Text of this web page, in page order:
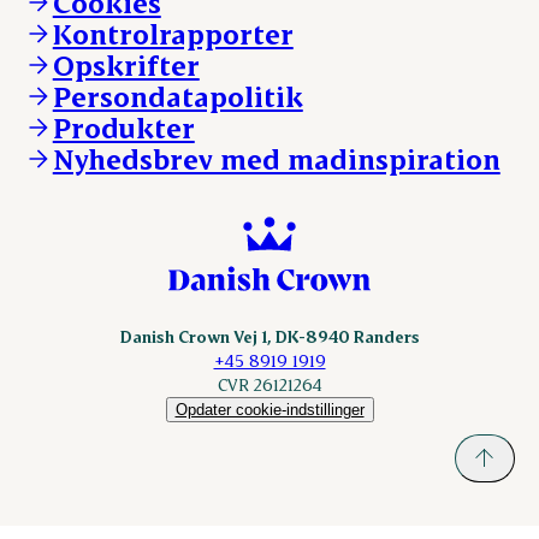
Vores resultater
Vores lokationer
Kontakt
Danishcrownprofessional.com
DAT-Schaub.com
ESS-FOOD.com
Fonden Dansk Gastronomi
KLS.se
nordicspoor.com
Scanhide.dk
Kontrolrapporter
Opskrifter
Persondatapolitik
Produkter
Nyhedsbrev med madinspiration
Danish Crown Vej 1, DK-8940 Randers
+45 8919 1919
CVR 26121264
Opdater cookie-indstillinger